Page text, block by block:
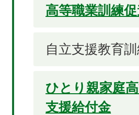
高等職業訓練
自立支援教育
ひとり親家庭
支援給付金